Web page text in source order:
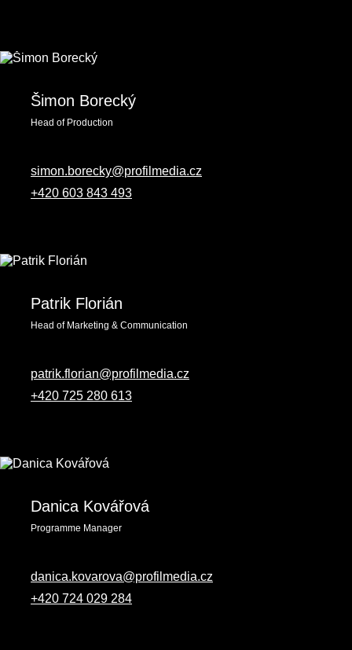
Šimon Borecký
Head of Production
simon.borecky@profilmedia.cz
+420 603 843 493
Patrik Florián
Head of Marketing & Communication
patrik.florian@profilmedia.cz
+420 725 280 613
Danica Kovářová
Programme Manager
danica.kovarova@profilmedia.cz
+420 724 029 284